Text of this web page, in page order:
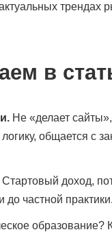
трендах
в
Не «делает
общается с
Стартовый доход,
частной практики.
образование?